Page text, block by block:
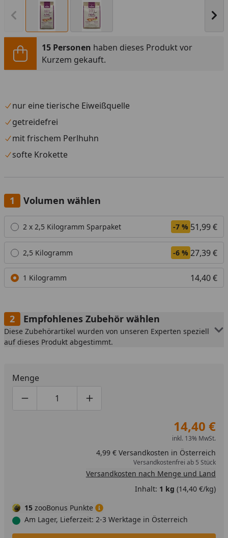
Vorheriges Bild anzeigen
15 Personen haben dieses Produkt vor
Kurzem gekauft.
nur eine tierische Eiweißquelle
getreidefrei
mit frischem Perlhuhn
softe Krokette
Volumen wählen
Alle anzeigen (3)
2 x 2,5 Kilogramm Sparpaket -7 % 51,99 €
2,5 Kilogramm -6 % 27,39 €
1 Kilogramm 14,40 €
Empfohlenes Zubehör wählen
Diese Zubehörartikel wurden von unseren Experten speziell
auf dieses Produkt abgestimmt.
Menge
Produktmenge um eins verringern
Produktmenge manuell eingeben
Produktmenge um eins erhöhen
14,40 €
inkl. 13% MwSt.
4,99 € Versandkosten in Österreich
Versandkostenfrei ab 5 Stück
Versandkosten nach Menge und Land
Inhalt: 1 kg (14,40 €/kg)
15 zooBonus Punkte
Am Lager, Lieferzeit: 2-3 Werktage in Österreich